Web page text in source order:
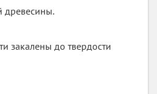
древесины.
закалены до твердости